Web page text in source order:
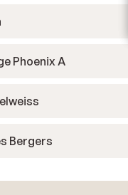
Phoenix A
Bergers